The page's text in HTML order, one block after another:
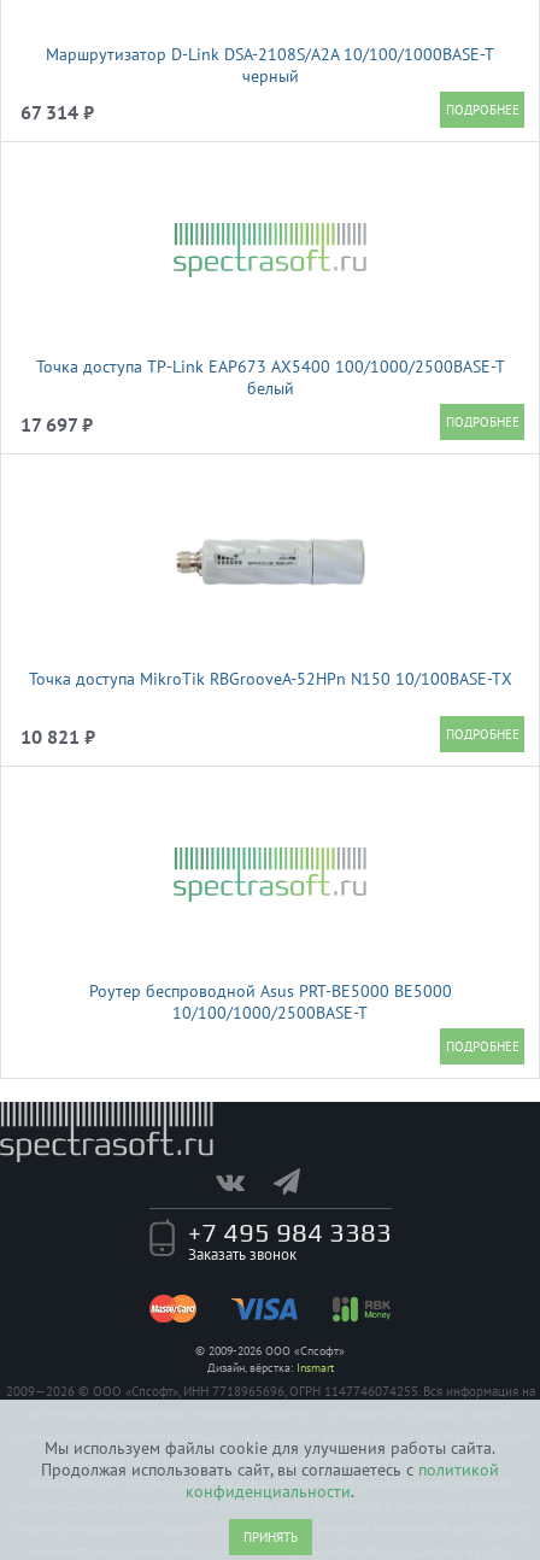
Мы используем файлы cookie для улучшения работы сайта.
Продолжая использовать сайт, вы соглашаетесь с политикой
конфиденциальности.
ПРИНЯТЬ
Маршрутизатор D-Link DSA-2108S/A2A 10/100/1000BASE-T
черный
67 314 ₽
Точка доступа TP-Link EAP673 AX5400 100/1000/2500BASE-T
белый
17 697 ₽
Точка доступа MikroTik RBGrooveA-52HPn N150 10/100BASE-TX
10 821 ₽
Роутер беспроводной Asus PRT-BE5000 BE5000
10/100/1000/2500BASE-T
+7 495 984 3383
Заказать звонок
© 2009-2026 ООО «Спсофт»
Дизайн, вёрстка: Insmart
2009—2026 © ООО «Спсофт», ИНН 7718965696, ОГРН 1147746074255. Вся информация на
определяемой положением Статьи 437 Гражданского кодекса Российской Федерации. На
все заявленные на сайте авторизации имеются сертификаты полученные от
производителей. Услуги по ремонту предоставляются авторизованными сервисными
центрами. Функции и комплектация устройств могут различаться в зависимости от модели.
Фирма-производитель оставляет за собой право на внесение изменений в конструкцию,
комплектацию и дизайн оборудования. Пользуясь сайтом Вы соглашаетесь на сбор